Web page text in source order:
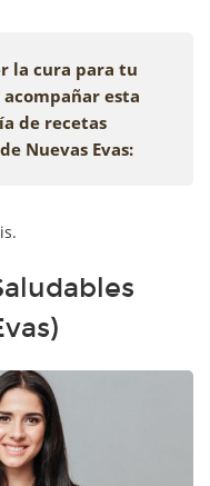
la cura para tu
esta
de recetas
Nuevas Evas: